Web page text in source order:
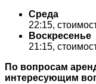
Среда
22:15,
Воскресенье
21:15,
По вопросам
интересующим